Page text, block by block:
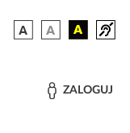
ZALOGUJ